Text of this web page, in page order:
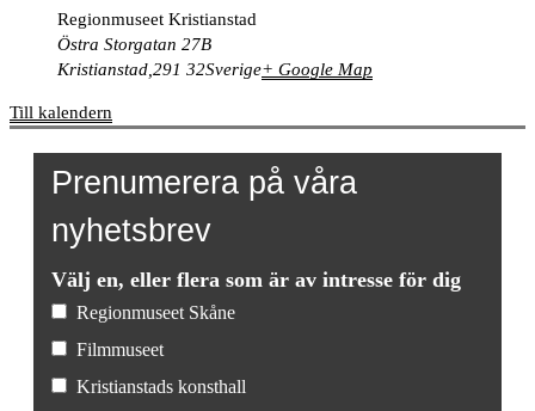
Regionmuseet Kristianstad
Östra Storgatan 27B
Kristianstad,291 32Sverige+ Google Map
Till kalendern
Prenumerera på våra
nyhetsbrev
Välj en, eller flera som är av intresse för dig
Regionmuseet Skåne
Filmmuseet
Kristianstads konsthall